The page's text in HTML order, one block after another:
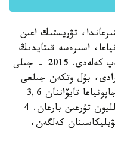
تۋريستىك اعىن
اسىرەسە قىتايدىڭ
ماتەريكتىك بولىگىنەن تۋريستەر كوپتەپ كەلەدى. 2015 - جىلى
قۇرادى، بۇل وتكەن جىلعى
كورسەتكىشتەن 2,5 ميلليونعا كوپ. جاپونياعا تايۆاننان 3,6
ميلليون تۇرعىن، گونكونگتان 1,5 ميلليون تۇرعىن بارعان. 4
كەلگەن،